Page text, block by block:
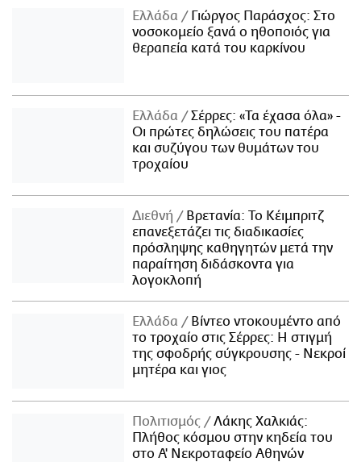
Ελλάδα
Γιώργος Παράσχος: Στο
νοσοκομείο ξανά ο ηθοποιός για
θεραπεία κατά του καρκίνου
Ελλάδα
Σέρρες: «Τα έχασα όλα» -
Οι πρώτες δηλώσεις του πατέρα
και συζύγου των θυμάτων του
τροχαίου
Διεθνή
Βρετανία: Το Κέιμπριτζ
επανεξετάζει τις διαδικασίες
πρόσληψης καθηγητών μετά την
παραίτηση διδάσκοντα για
λογοκλοπή
Ελλάδα
Βίντεο ντοκουμέντο από
το τροχαίο στις Σέρρες: Η στιγμή
της σφοδρής σύγκρουσης - Νεκροί
μητέρα και γιος
Πολιτισμός
Λάκης Χαλκιάς:
Πλήθος κόσμου στην κηδεία του
στο Α' Νεκροταφείο Αθηνών